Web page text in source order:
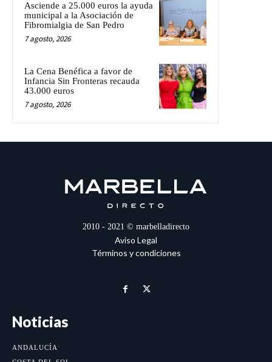
Asciende a 25.000 euros la ayuda
municipal a la Asociación de
Fibromialgia de San Pedro
7 agosto, 2026
La Cena Benéfica a favor de
Infancia Sin Fronteras recauda
43.000 euros
7 agosto, 2026
2010 - 2021 © marbelladirecto
Aviso Legal
Términos y condiciones
Noticias
ANDALUCÍA